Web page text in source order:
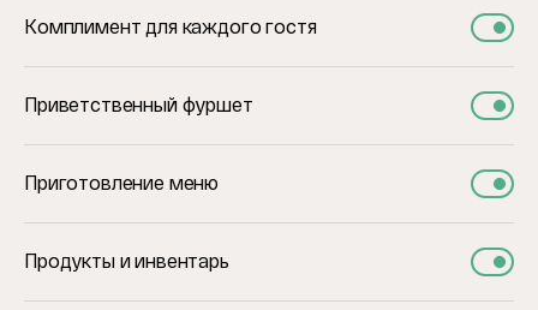
Комплимент для каждого гостя
Приветственный фуршет
Приготовление меню
Продукты и инвентарь